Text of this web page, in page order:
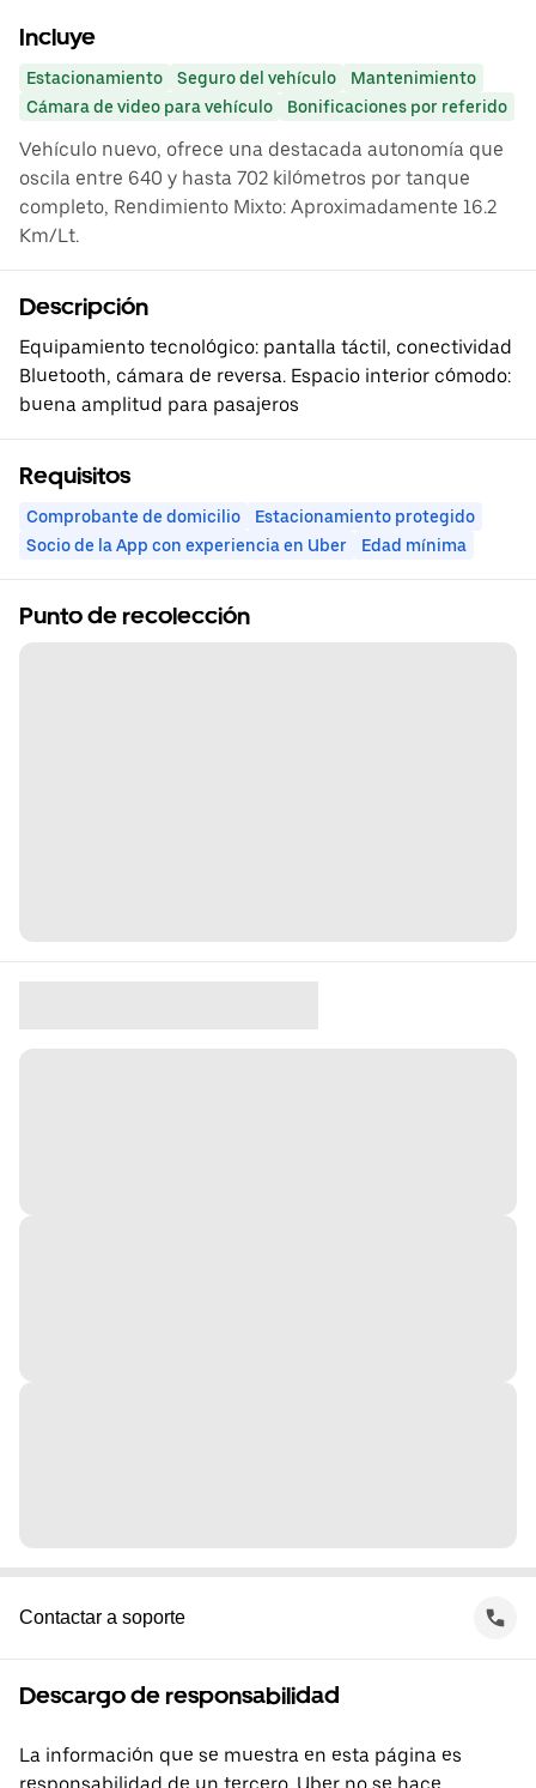
Incluye
Estacionamiento Seguro del vehículo
Mantenimiento
Cámara de video para vehículo
Bonificaciones por referido
Vehículo nuevo, ofrece una destacada autonomía que
oscila entre 640 y hasta 702 kilómetros por tanque
completo, Rendimiento Mixto: Aproximadamente 16.2
Km/Lt.
Descripción
Equipamiento tecnológico: pantalla táctil, conectividad
Bluetooth, cámara de reversa. Espacio interior cómodo:
buena amplitud para pasajeros
Requisitos
Comprobante de domicilio
Estacionamiento protegido
Socio de la App con experiencia en Uber
Edad mínima
Punto de recolección
Contactar a soporte
Descargo de responsabilidad
La información que se muestra en esta página es